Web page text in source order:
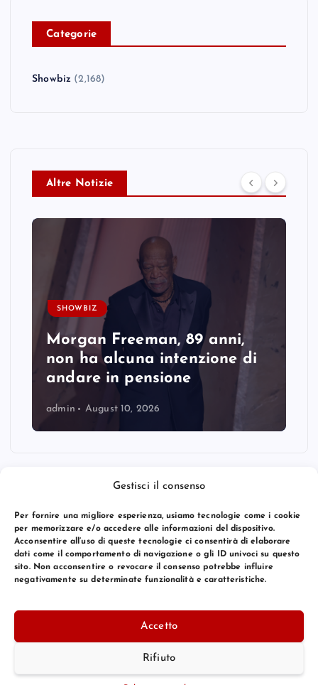
Gestisci il consenso
Per fornire una migliore esperienza, usiamo tecnologie come i cookie
per memorizzare e/o accedere alle informazioni del dispositivo.
Acconsentire all’uso di queste tecnologie ci consentirà di elaborare
dati come il comportamento di navigazione o gli ID univoci su questo
sito. Non acconsentire o revocare il consenso potrebbe influire
negativamente su determinate funzionalità e caratteristiche.
Accetto
Rifiuto
Categorie
Showbiz (2,168)
Altre Notizie
SHOWBIZ
Morgan Freeman, 89 anni,
non ha alcuna intenzione di
andare in pensione
admin August 10, 2026